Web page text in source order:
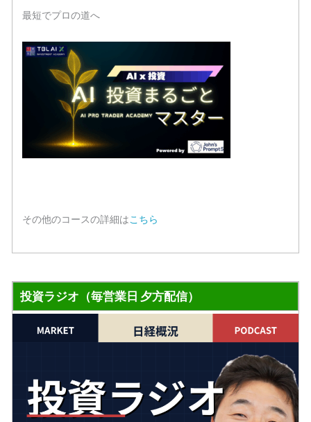
最短でプロの道へ
その他のコースの詳細はこちら
投資ラジオ（毎営業日 夕方配信）